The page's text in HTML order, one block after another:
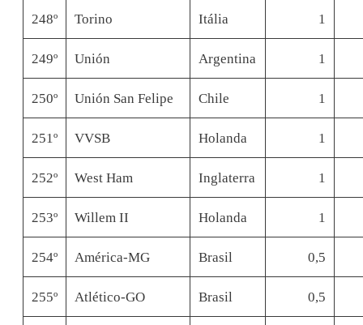
248º Torino Itália 1
249º Unión Argentina 1
250º Unión San Felipe Chile 1
251º VVSB Holanda 1
252º West Ham Inglaterra 1
253º Willem II Holanda 1
254º América-MG Brasil 0,5
255º Atlético-GO Brasil 0,5